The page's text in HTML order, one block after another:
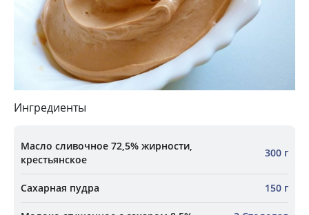
Ингредиенты
Масло сливочное 72,5% жирности,
крестьянское
300 г
Сахарная пудра 150 г